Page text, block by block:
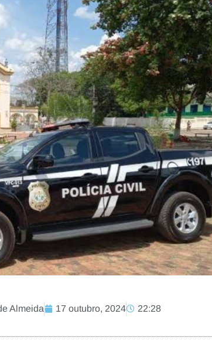
Almeida 17 outubro, 2024 22:28